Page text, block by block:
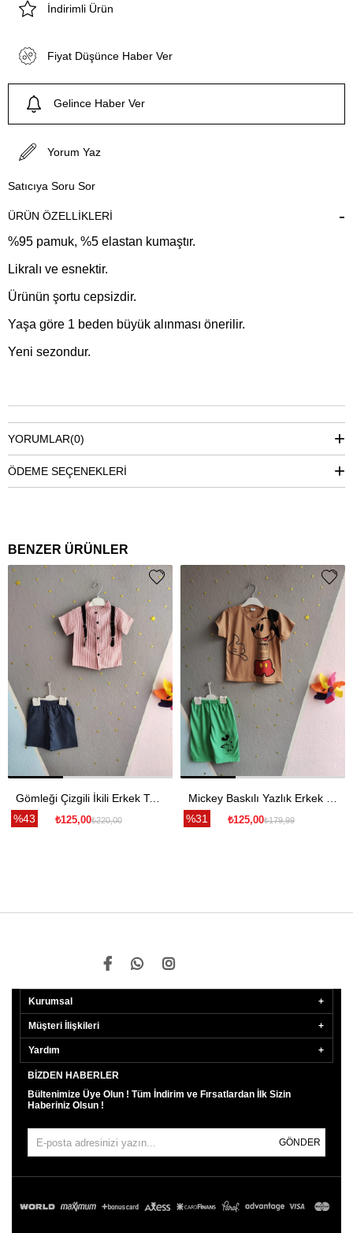
İndirimli Ürün
Fiyat Düşünce Haber Ver
Gelince Haber Ver
Yorum Yaz
Satıcıya Soru Sor
ÜRÜN ÖZELLIKLERI
%95 pamuk, %5 elastan kumaştır.
Likralı ve esnektir.
Ürünün şortu cepsizdir.
Yaşa göre 1 beden büyük alınması önerilir.
Yeni sezondur.
YORUMLAR(0)
ÖDEME SEÇENEKLERI
BENZER ÜRÜNLER
Gömleği Çizgili İkili Erkek Takım - Kırmızı
₺125,00₺220,00
%43
Mickey Baskılı Yazlık Erkek Takım- Yeşil
₺125,00₺179,99
%31
Kurumsal
Müşteri İlişkileri
Yardım
BIZDEN HABERLER
Bültenimize Üye Olun ! Tüm İndirim ve Fırsatlardan İlk Sizin
Haberiniz Olsun !
GÖNDER